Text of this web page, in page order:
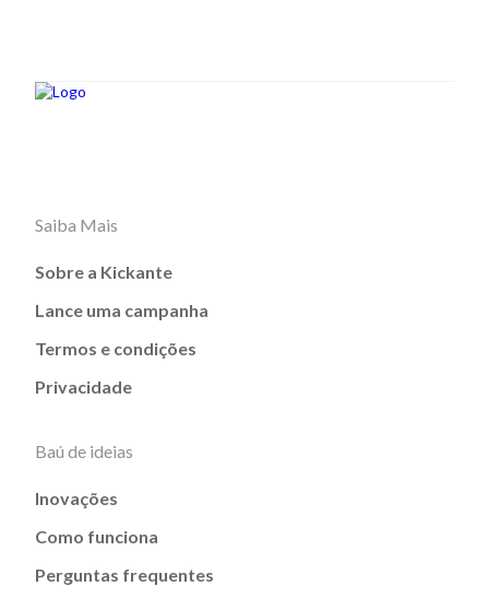
Saiba Mais
Sobre a Kickante
Lance uma campanha
Termos e condições
Privacidade
Baú de ideias
Inovações
Como funciona
Perguntas frequentes